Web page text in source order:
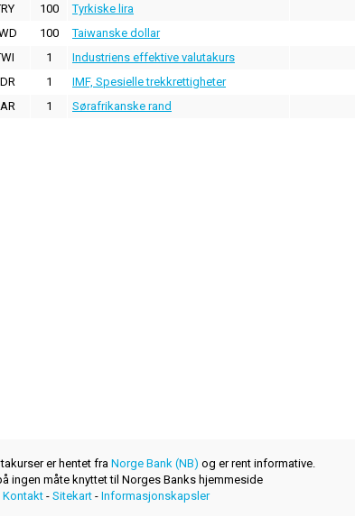
100 Tyrkiske lira
100 Taiwanske dollar
1 Industriens effektive valutakurs
1 IMF, Spesielle trekkrettigheter
1 Sørafrikanske rand
er hentet fra Norge Bank (NB) og er rent informative.
ingen måte knyttet til Norges Banks hjemmeside
Kontakt- Sitekart- Informasjonskapsler